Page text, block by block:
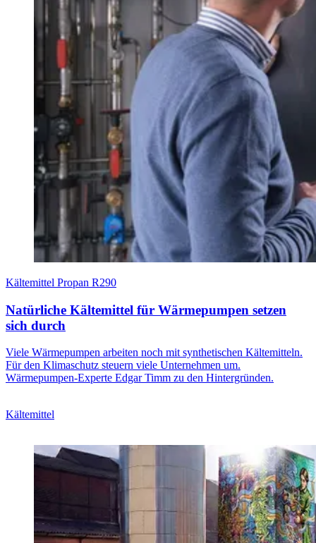
Kältemittel Propan R290
Natürliche Kältemittel für Wärmepumpen setzen
sich durch
Viele Wärmepumpen arbeiten noch mit synthetischen Kältemitteln.
Für den Klimaschutz steuern viele Unternehmen um.
Wärmepumpen-Experte Edgar Timm zu den Hintergründen.
Kältemittel